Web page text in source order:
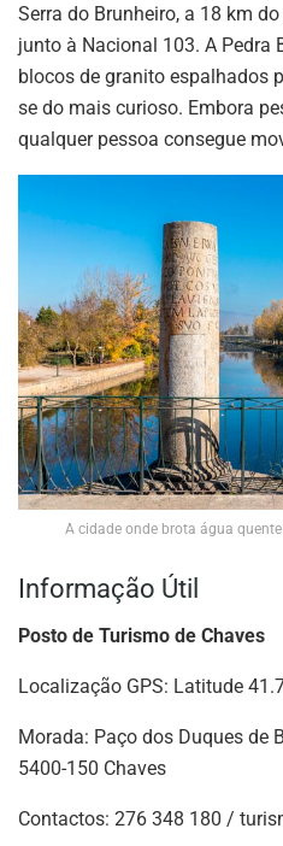
Serra do Brunheiro, a 18 km
junto à Nacional 103. A Pedra
blocos de granito espalhados
se do mais curioso. Embora
qualquer pessoa consegue
A cidade onde brota água
Informação Útil
Posto de Turismo de Chaves
Localização GPS: Latitude
Morada: Paço dos Duques de
5400-150 Chaves
Contactos: 276 348 180 /